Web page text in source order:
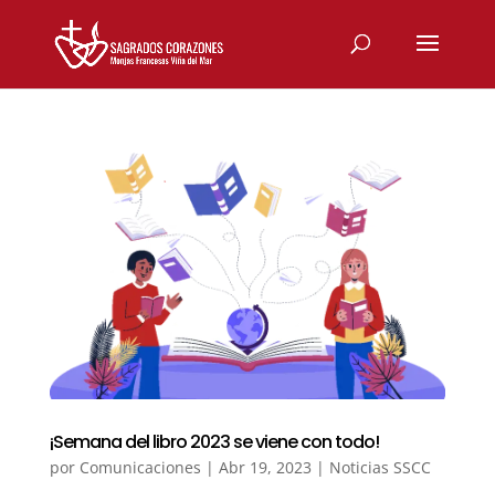
¡Semana del libro 2023 se viene con todo!
por Comunicaciones | Abr 19, 2023 | Noticias SSCC